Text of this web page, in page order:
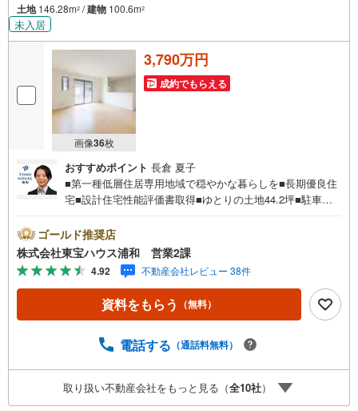
土地146.28m2 /建物 100.6m2
未入居
画像36枚
3,790万円
成約でもらえる
おすすめポイント 長倉 夏子
■第一種低層住居専用地域で穏やかな暮らしを■長期優良住
宅■設計住宅性能評価書取得■ゆとりの土地44.2坪■駐車並
「住宅ローン講座」プレゼント！営業時間:7:00～22:00
（年中無休）こちらの時間帯はお電話でのお問い合わせが
スムーズにご案内できますぜひお気軽にご連絡下さい！東
宝ハウスライフソリューションズグループ 東宝ハウス浦
和 特別提携金利〔一例〕東宝ハウス浦和の住宅ローン■変
動金利全期間引下げプラン⇒住宅ローン金利優遇割の最大
万円返済期間35年の総返済額の差額:303万円※2026年7月末
UBで生涯の安心をお届け◇東宝ハウスのライフパートナー
が直接ご対応ライフプランニング、かけつけサポート、Clu
b Of…
ゴールド推奨店
株式会社東宝ハウス浦和 営業2課
4.92 不動産会社レビュー 38件
資料をもらう （無料）
電話する （通話料無料）
取り扱い不動産会社をもっと見る（全10社）